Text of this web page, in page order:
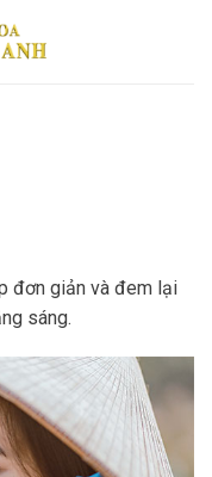
đơn giản và đem lại
sáng.